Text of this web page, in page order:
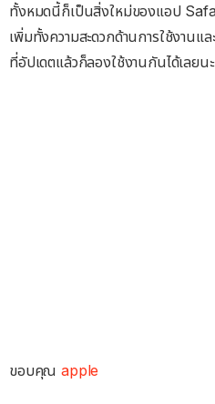
ทั้งหมดนี้ก็เป็นสิ่งใหม่ของแอป
เพิ่มทั้งความสะดวกด้านการใช้งานแ
ที่อัปเดตแล้วก็ลองใช้งานกันได้เลยน
ขอบคุณapple